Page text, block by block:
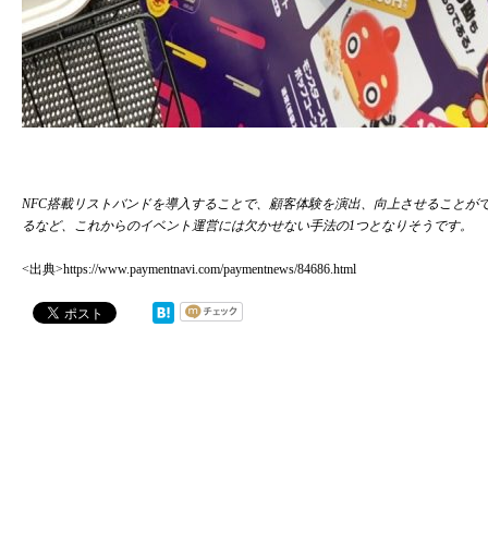
NFC搭載リストバンドを導入することで、顧客体験を演出、向上させること
るなど、 これからのイベント運営には欠かせない手法の1つとなりそうです。
<出典>https://www.paymentnavi.com/paymentnews/84686.html